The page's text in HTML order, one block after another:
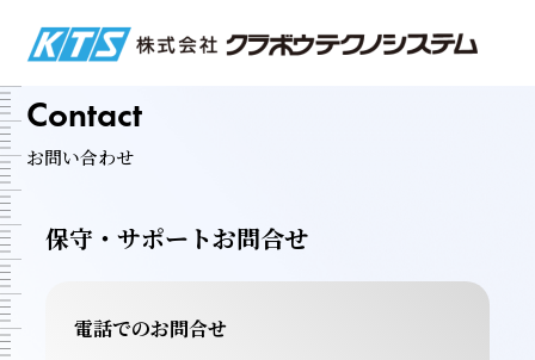
お問い合わせ
Contact
保守・サポートお問合せ
電話でのお問合せ